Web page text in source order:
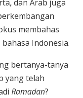
dan Arab juga
membahas
Indonesia.
bertanya-tanya
yang telah
Ramadan?